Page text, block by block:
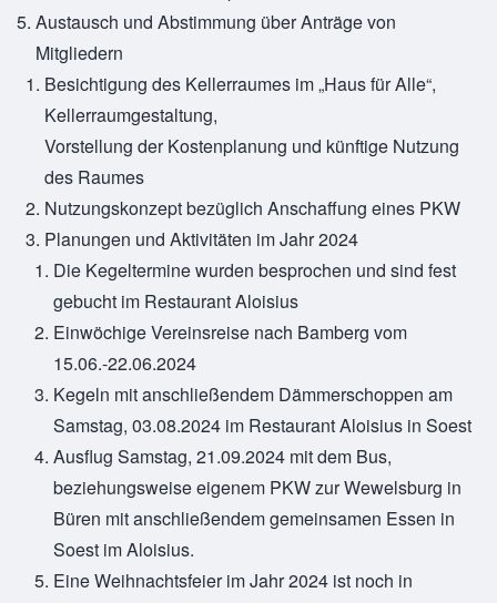
Austausch und Abstimmung über Anträge von
Mitgliedern
Besichtigung des Kellerraumes im „Haus für Alle“,
Kellerraumgestaltung,
Vorstellung der Kostenplanung und künftige Nutzung
des Raumes
Nutzungskonzept bezüglich Anschaffung eines PKW
Planungen und Aktivitäten im Jahr 2024
Die Kegeltermine wurden besprochen und sind fest
gebucht im Restaurant Aloisius
Einwöchige Vereinsreise nach Bamberg vom
15.06.-22.06.2024
Kegeln mit anschließendem Dämmerschoppen am
Samstag, 03.08.2024 im Restaurant Aloisius in Soest
Ausflug Samstag, 21.09.2024 mit dem Bus,
beziehungsweise eigenem PKW zur Wewelsburg in
Büren mit anschließendem gemeinsamen Essen in
Soest im Aloisius.
Eine Weihnachtsfeier im Jahr 2024 ist noch in